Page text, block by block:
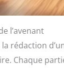
l’avenant
rédaction
Chaque